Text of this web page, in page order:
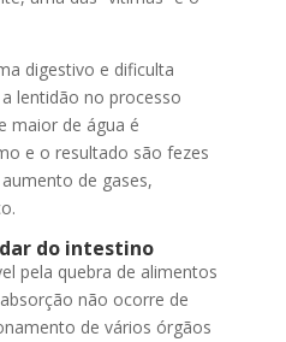
digestivo e dificulta
lentidão no processo
maior de água é
e o resultado são fezes
de gases,
do intestino
pela quebra de alimentos
não ocorre de
de vários órgãos